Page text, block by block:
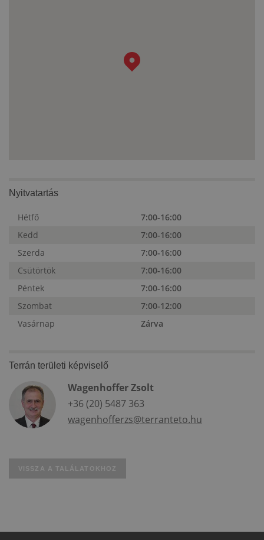
Nyitvatartás
Hétfő
7:00-16:00
Kedd
7:00-16:00
Szerda
7:00-16:00
Csütörtök
7:00-16:00
Péntek
7:00-16:00
Szombat
7:00-12:00
Vasárnap
Zárva
Terrán területi képviselő
Wagenhoffer Zsolt
+36 (20) 5487 363
wagenhofferzs@terranteto.hu
VISSZA A TALÁLATOKHOZ